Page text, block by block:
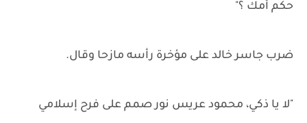
حكم أمك ؟"
ضرب جاسر خالد على مؤخرة رأسه مازحا وقال.
"لا يا ذكي، محمود عريس نور صمم على فرح إسلامي